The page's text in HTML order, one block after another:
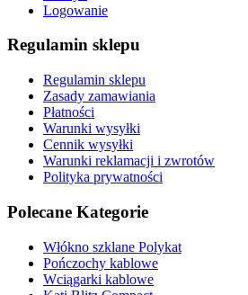
Logowanie
Regulamin sklepu
Regulamin sklepu
Zasady zamawiania
Płatności
Warunki wysyłki
Cennik wysyłki
Warunki reklamacji i zwrotów
Polityka prywatności
Polecane Kategorie
Włókno szklane Polykat
Pończochy kablowe
Wciągarki kablowe